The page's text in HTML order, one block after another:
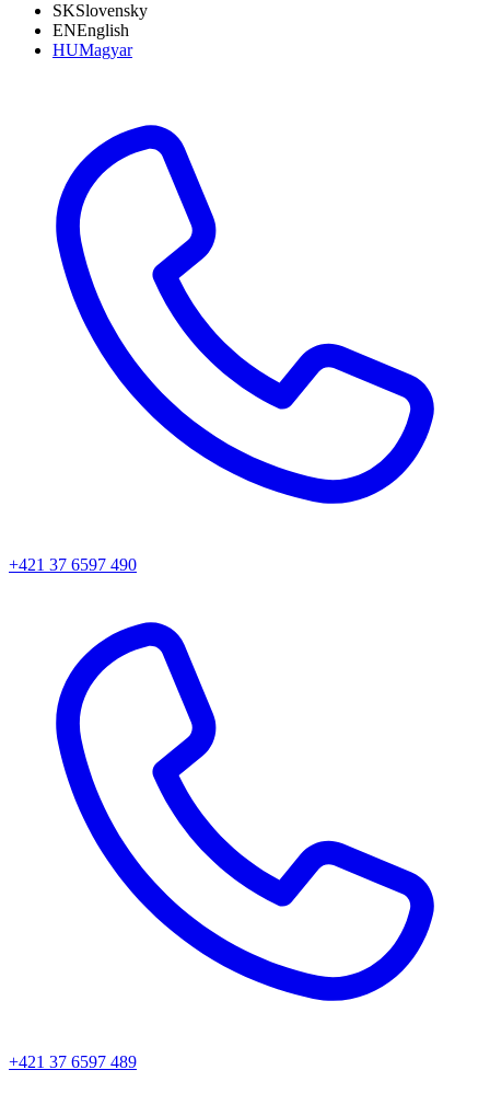
SKSlovensky
ENEnglish
HUMagyar
+421 37 6597 490
+421 37 6597 489